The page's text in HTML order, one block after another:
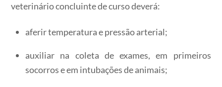
veterinário concluinte de curso deverá:
aferir temperatura e pressão arterial;
auxiliar na coleta de exames, em primeiros
socorros e em intubações de animais;